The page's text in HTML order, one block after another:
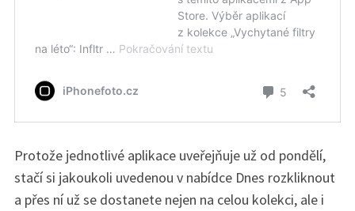
Protože jednotlivé aplikace uveřejňuje už od pondělí,
stačí si jakoukoli uvedenou v nabídce Dnes rozkliknout
a přes ní už se dostanete nejen na celou kolekci, ale i